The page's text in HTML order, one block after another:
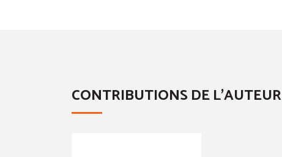
CONTRIBUTIONS DE L'AUTEUR